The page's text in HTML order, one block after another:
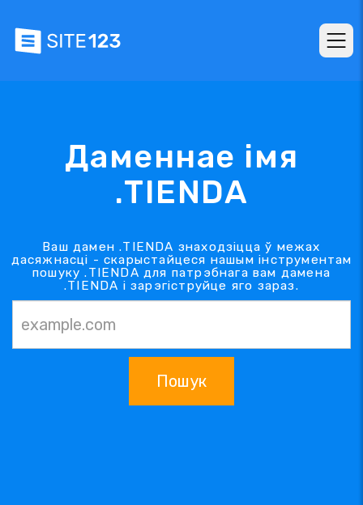
Даменнае імя
.TIENDA
Ваш дамен .TIENDA знаходзіцца ў межах
дасяжнасці - скарыстайцеся нашым інструментам
пошуку .TIENDA для патрэбнага вам дамена
.TIENDA і зарэгіструйце яго зараз.
Пошук